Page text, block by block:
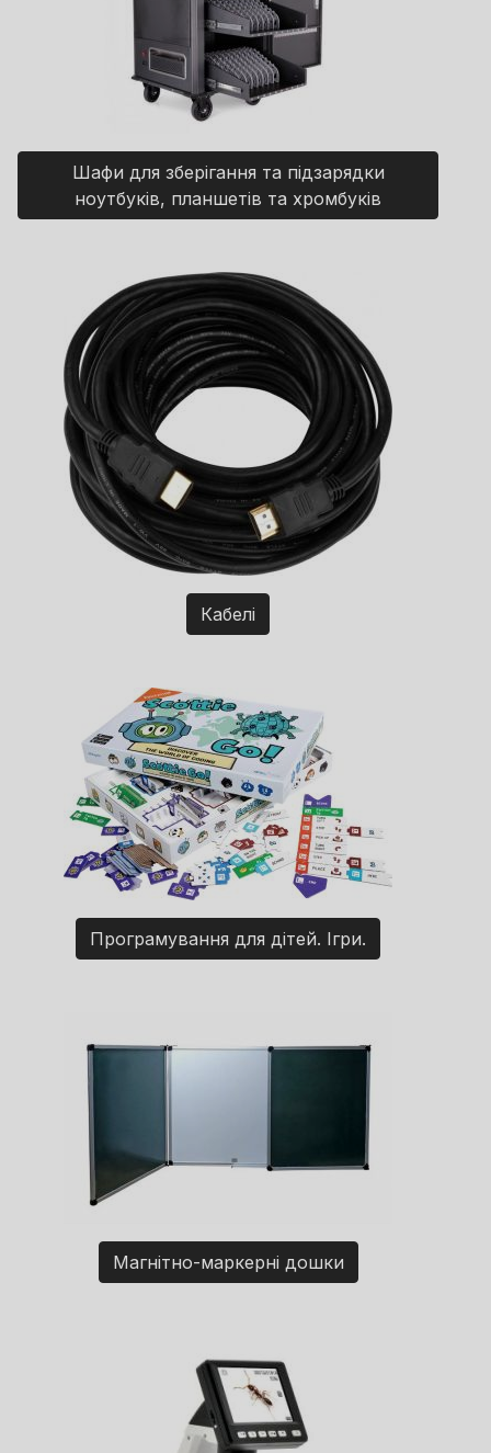
Шафи для зберігання та підзарядки
ноутбуків, планшетів та хромбуків
Кабелі
Програмування для дітей. Ігри.
Магнітно-маркерні дошки